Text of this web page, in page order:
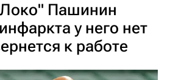
Пашинин
у него нет
к работе